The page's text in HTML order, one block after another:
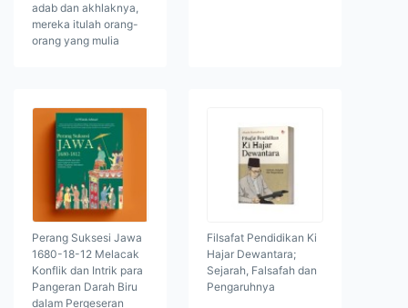
adab dan akhlaknya,
mereka itulah orang-
orang yang mulia
Perang Suksesi Jawa
1680-18-12 Melacak
Konflik dan Intrik para
Pangeran Darah Biru
dalam Pergeseran
Filsafat Pendidikan Ki
Hajar Dewantara;
Sejarah, Falsafah dan
Pengaruhnya